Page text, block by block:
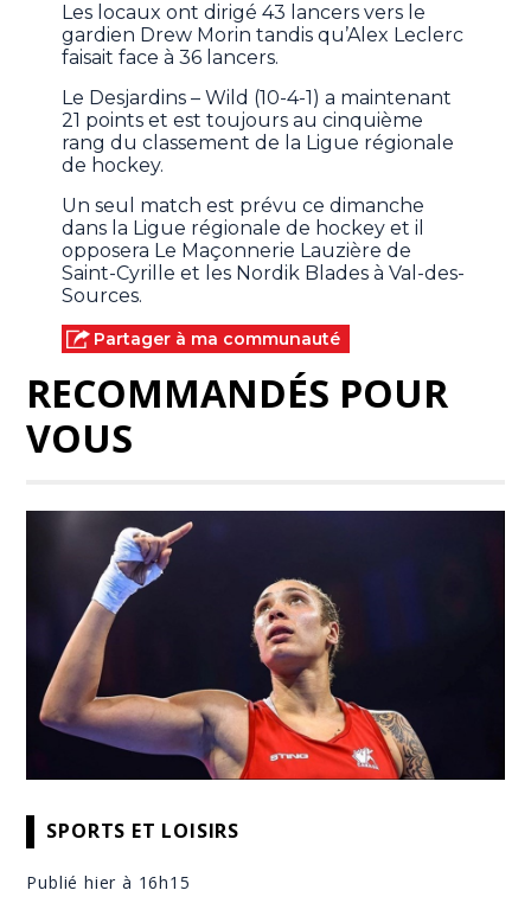
Les locaux ont dirigé 43 lancers vers le
gardien Drew Morin tandis qu’Alex Leclerc
faisait face à 36 lancers.
Le Desjardins – Wild (10-4-1) a maintenant
21 points et est toujours au cinquième
rang du classement de la Ligue régionale
de hockey.
Un seul match est prévu ce dimanche
dans la Ligue régionale de hockey et il
opposera Le Maçonnerie Lauzière de
Saint-Cyrille et les Nordik Blades à Val-des-
Sources.
Partager à ma communauté
RECOMMANDÉS POUR
VOUS
SPORTS ET LOISIRS
Publié hier à 16h15